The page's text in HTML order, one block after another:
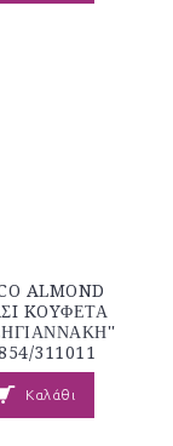
ALMOND
KOYΦΕΤΑ
311011
Καλάθι